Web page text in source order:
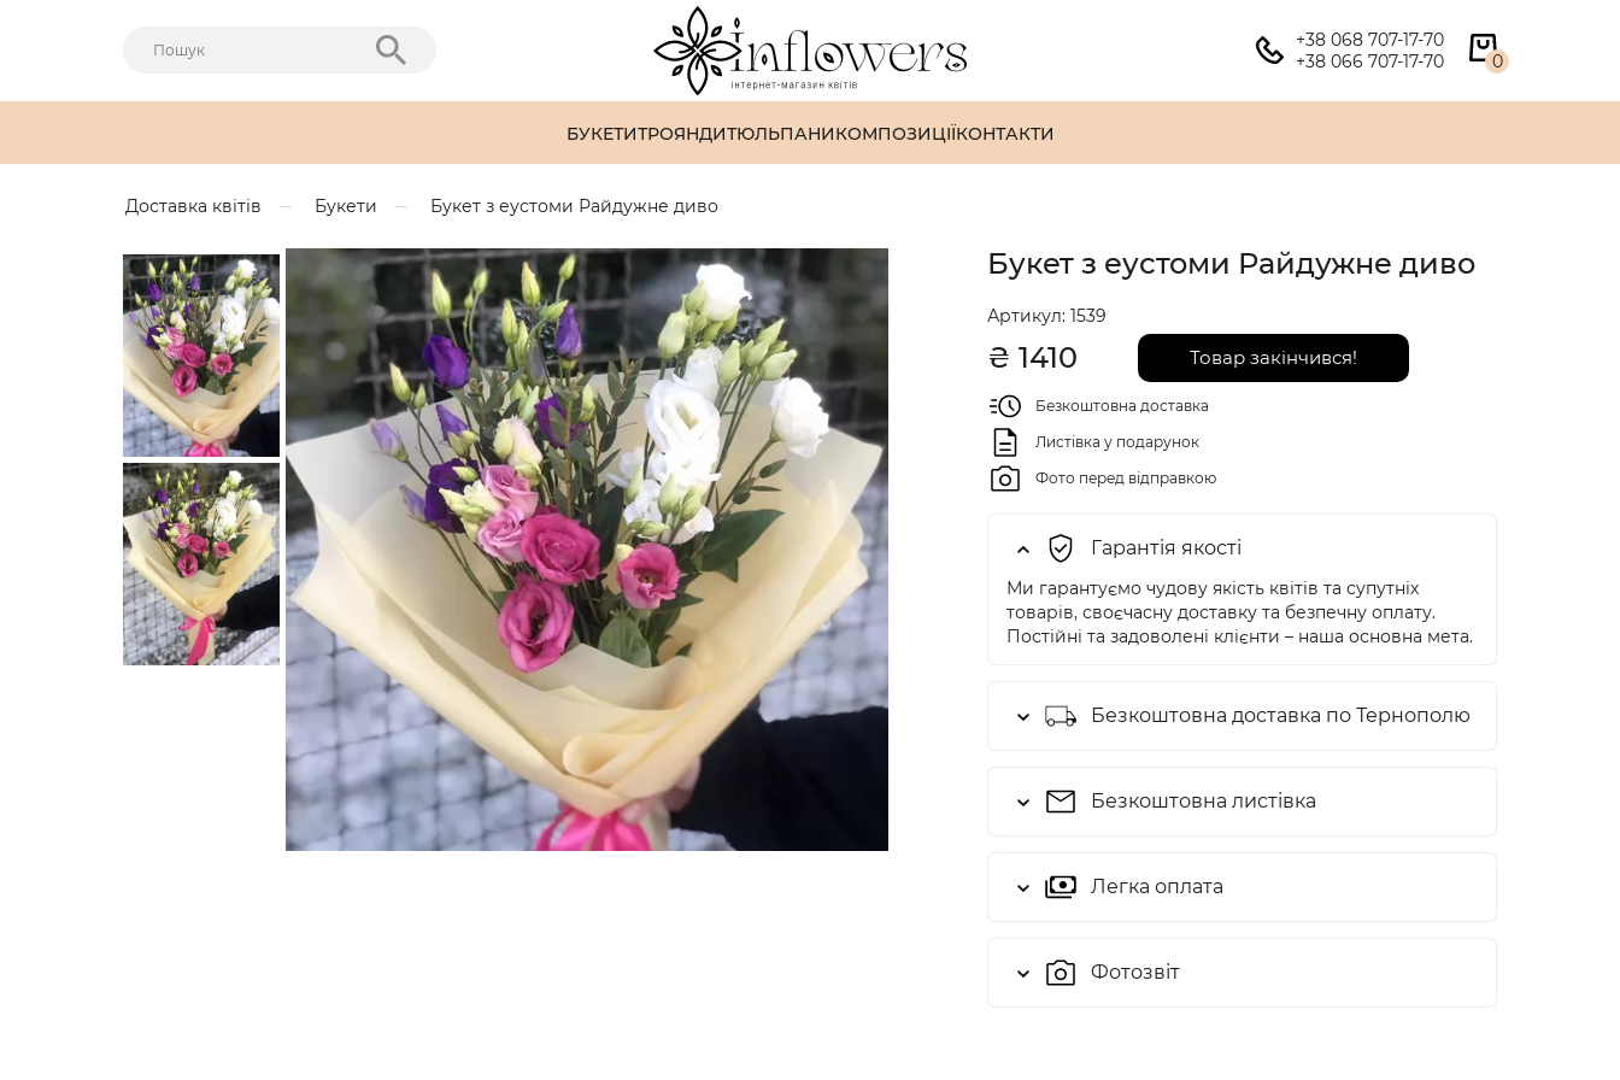
+38 068 707-17-70
+38 066 707-17-70
0
БУКЕТИТРОЯНДИТЮЛЬПАНИКОМПОЗИЦІЇКОНТАКТИ
Доставка квітів Букети Букет з еустоми Райдужне диво
Букет з еустоми Райдужне диво
Артикул: 1539
₴ 1410 Товар закінчився!
Безкоштовна доставка
Листівка у подарунок
Фото перед відправкою
Гарантія якості
Ми гарантуємо чудову якість квітів та супутніх
товарів, своєчасну доставку та безпечну оплату.
Постійні та задоволені клієнти – наша основна мета.
Безкоштовна доставка по Тернополю
Безкоштовна листівка
Легка оплата
Фотозвіт